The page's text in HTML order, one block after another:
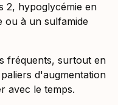
2, hypoglycémie en
ou à un sulfamide
fréquents, surtout en
d'augmentation
avec le temps.